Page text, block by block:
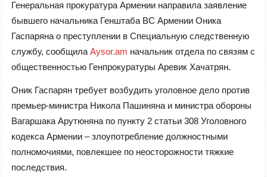
Генеральная прокуратура Армении направила заявление
бывшего начальника Генштаба ВС Армении Оника
Гаспаряна о преступлении в Специальную следственную
службу, сообщила Aysor.am начальник отдела по связям с
общественностью Генпрокуратуры Аревик Хачатрян.
Оник Гаспарян требует возбудить уголовное дело против
премьер-министра Никола Пашиняна и министра обороны
Вагаршака Арутюняна по пункту 2 статьи 308 Уголовного
кодекса Армении – злоупотребление должностными
полномочиями, повлекшее по неосторожности тяжкие
последствия.